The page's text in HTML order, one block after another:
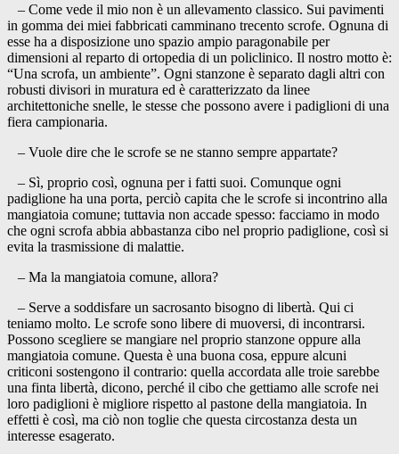
– Come vede il mio non è un allevamento classico. Sui pavimenti
in gomma dei miei fabbricati camminano trecento scrofe. Ognuna di
esse ha a disposizione uno spazio ampio paragonabile per
dimensioni al reparto di ortopedia di un policlinico. Il nostro motto è:
“Una scrofa, un ambiente”. Ogni stanzone è separato dagli altri con
robusti divisori in muratura ed è caratterizzato da linee
architettoniche snelle, le stesse che possono avere i padiglioni di una
fiera campionaria.
– Vuole dire che le scrofe se ne stanno sempre appartate?
– Sì, proprio così, ognuna per i fatti suoi. Comunque ogni
padiglione ha una porta, perciò capita che le scrofe si incontrino alla
mangiatoia comune; tuttavia non accade spesso: facciamo in modo
che ogni scrofa abbia abbastanza cibo nel proprio padiglione, così si
evita la trasmissione di malattie.
– Ma la mangiatoia comune, allora?
– Serve a soddisfare un sacrosanto bisogno di libertà. Qui ci
teniamo molto. Le scrofe sono libere di muoversi, di incontrarsi.
Possono scegliere se mangiare nel proprio stanzone oppure alla
mangiatoia comune. Questa è una buona cosa, eppure alcuni
criticoni sostengono il contrario: quella accordata alle troie sarebbe
una finta libertà, dicono, perché il cibo che gettiamo alle scrofe nei
loro padiglioni è migliore rispetto al pastone della mangiatoia. In
effetti è così, ma ciò non toglie che questa circostanza desta un
interesse esagerato.